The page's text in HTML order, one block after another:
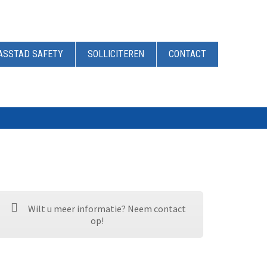
SAFETY SOLLICITEREN CONTACT
Wilt u meer informatie? Neem contact
op!